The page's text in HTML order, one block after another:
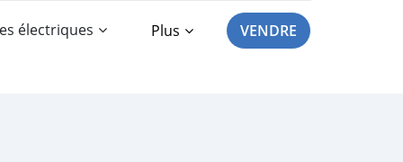
électriques Plus VENDRE